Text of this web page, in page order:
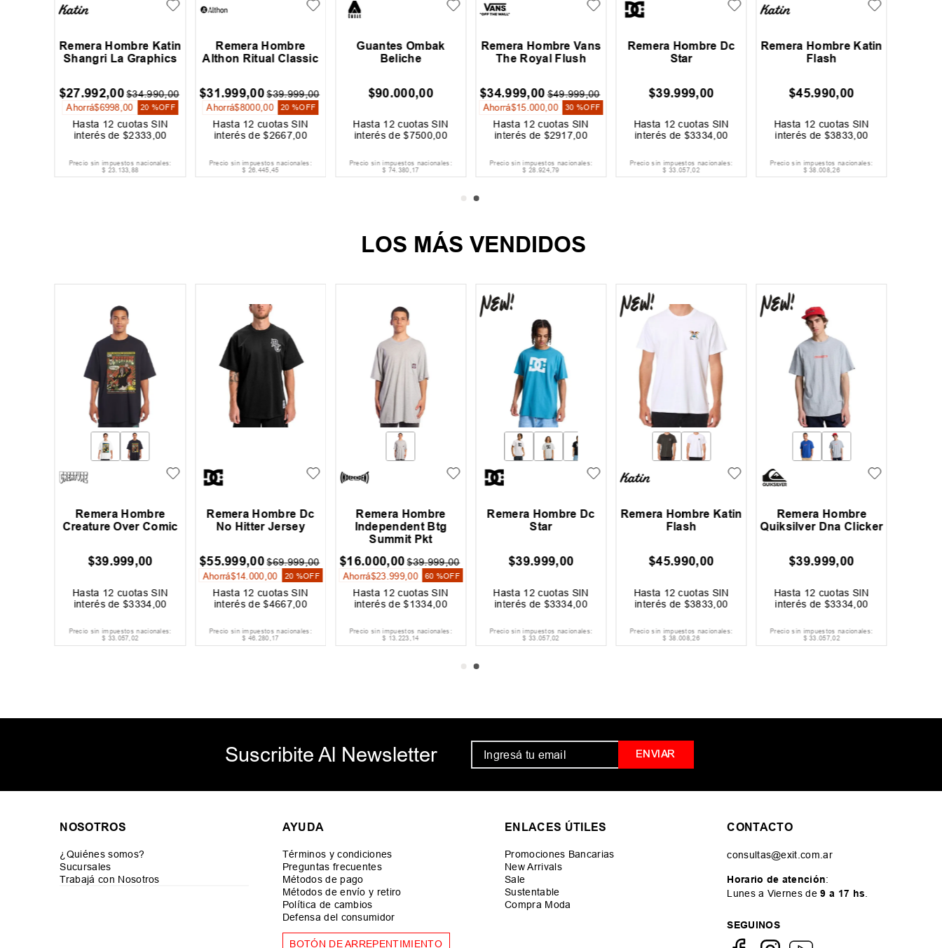
Remera Hombre Katin
Shangri La Graphics
$27.992,00 $34.990,00
Ahorrá$6998 ,00 20 %OFF
Hasta 12 cuotas SIN
interés de$2333 ,00
Precio sin impuestos nacionales:
$ 23.133,88
Remera Hombre
Althon Ritual Classic
$31.999,00 $39.999,00
Ahorrá$8000,00 20 %OFF
Hasta 12 cuotas SIN
interés de$2667 ,00
Precio sin impuestos nacionales:
$ 26.445,45
Guantes Ombak
Beliche
$90.000,00
Hasta 12 cuotas SIN
interés de$7500 ,00
Precio sin impuestos nacionales:
$ 74.380,17
Remera Hombre Vans
The Royal Flush
$34.999,00 $49.999,00
Ahorrá$15 .000,00 30 %OFF
Hasta 12 cuotas SIN
interés de $2917 ,00
Precio sin impuestos nacionales:
$ 28.924,79
Remera Hombre Dc
Star
$39.999,00
Hasta 12 cuotas SIN
interés de$3334 00
Precio sin impuestos nacionales:
$ 33.057,02
Remera Hombre Katin
Flash
$45.990,00
Hasta 12 cuotas SIN
interés de$3833 ,00
Precio sin impuestos nacionales:
$ 38.008,26
LOS MÁS VENDIDOS
Remera Hombre
Creature Over Comic
$39.999,00
Hasta 12 cuotas SIN
interés de$3334 ,00
Precio sin impuestos nacionales:
$ 33.057,02
Remera Hombre Dc
No Hitter Jersey
$55.999,00 $69.999,00
Ahorrá$14.000 ,00 20 %OFF
Hasta 12 cuotas SIN
interés de$4667 ,00
Precio sin impuestos nacionales:
$ 46.280,17
Remera Hombre
Independent Btg
Summit Pkt
$16.000,00 $39.999,00
Ahorrá$23 .999,00 60 %OFF
Hasta 12 cuotas SIN
interés de$1334 ,00
Precio sin impuestos nacionales:
$ 13.223,14
Remera Hombre Dc
Star
$39.999,00
Hasta 12 cuotas SIN
interés de $3334 ,00
Precio sin impuestos nacionales:
$ 33.057,02
Remera Hombre Katin
Flash
$45.990,00
Hasta 12 cuotas SIN
interés de$3833 00
Precio sin impuestos nacionales:
$ 38.008,26
Remera Hombre
Quiksilver Dna Clicker
$39.999,00
Hasta 12 cuotas SIN
interés de$3334 ,00
Precio sin impuestos nacionales:
$ 33.057,02
Suscribite Al Newsletter ENVIAR
NOSOTROS
¿Quiénes somos?
Sucursales
Trabajá con Nosotros
AYUDA
Términos y condiciones
Preguntas frecuentes
Métodos de pago
Métodos de envío y retiro
Política de cambios
Defensa del consumidor
BOTÓN DE ARREPENTIMIENTO
ENLACES ÚTILES
Promociones Bancarias
New Arrivals
Sale
Sustentable
Compra Moda
CONTACTO
consultas@exit.com.ar
Horario de atención:
Lunes a Viernes de9 a 17 hs
SEGUINOS